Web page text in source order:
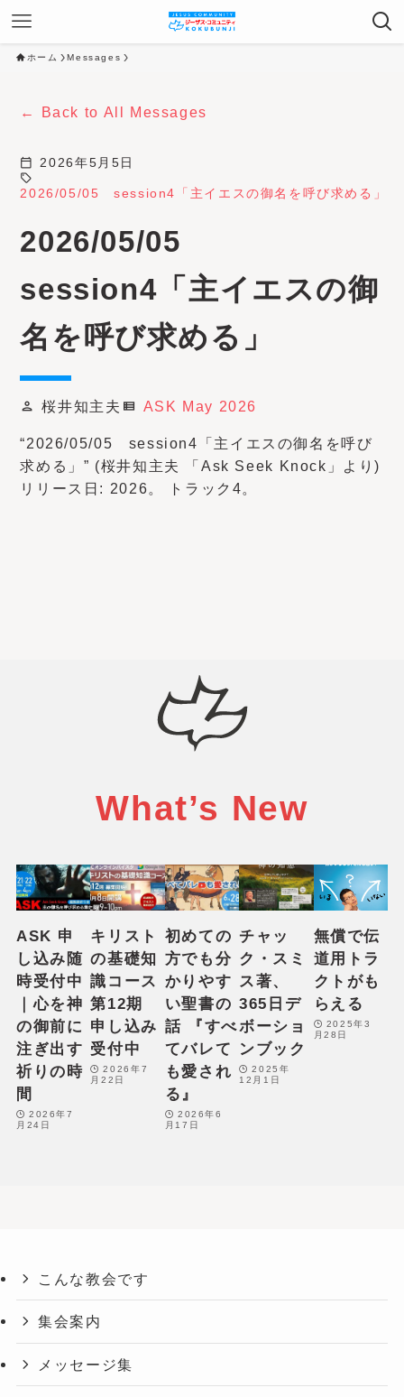
ホーム Messages
Back to All Messages
calendar_today 2026年5月5日
sell
2026/05/05 session4「主イエスの御名を呼び求める」
2026/05/05
session4「主イエスの御
名を呼び求める」
person 桜井知主夫 view_list ASK May 2026
“2026/05/05 session4「主イエスの御名を呼び
求める」” (桜井知主夫 「Ask Seek Knock」より)
リリース日: 2026。 トラック4。
What’s New
ASK 申
し込み随
時受付中
｜心を神
の御前に
注ぎ出す
祈りの時
間
2026年7
月24日
キリスト
の基礎知
識コース
第12期
申し込み
受付中
2026年7
月22日
初めての
方でも分
かりやす
い聖書の
話 『すべ
てバレて
も愛され
る』
2026年6
月17日
チャッ
ク・スミ
ス著、
365日デ
ボーショ
ンブック
2025年
12月1日
無償で伝
道用トラ
クトがも
らえる
2025年3
月28日
こんな教会です
集会案内
メッセージ集